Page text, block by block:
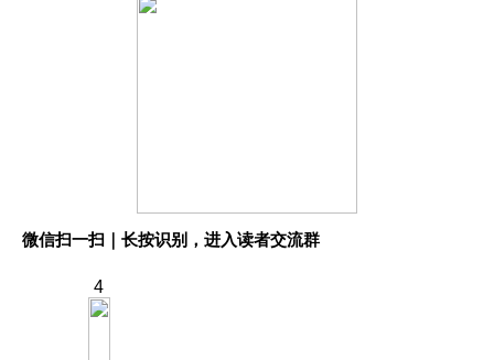
微信扫一扫｜长按识别，进入读者交流群
4